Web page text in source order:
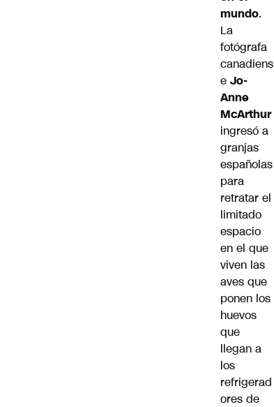
mundo.
La
fotógrafa
canadiens
e Jo-
Anne
McArthur
ingresó a
granjas
españolas
para
retratar el
limitado
espacio
en el que
viven las
aves que
ponen los
huevos
que
llegan a
los
refrigerad
ores de